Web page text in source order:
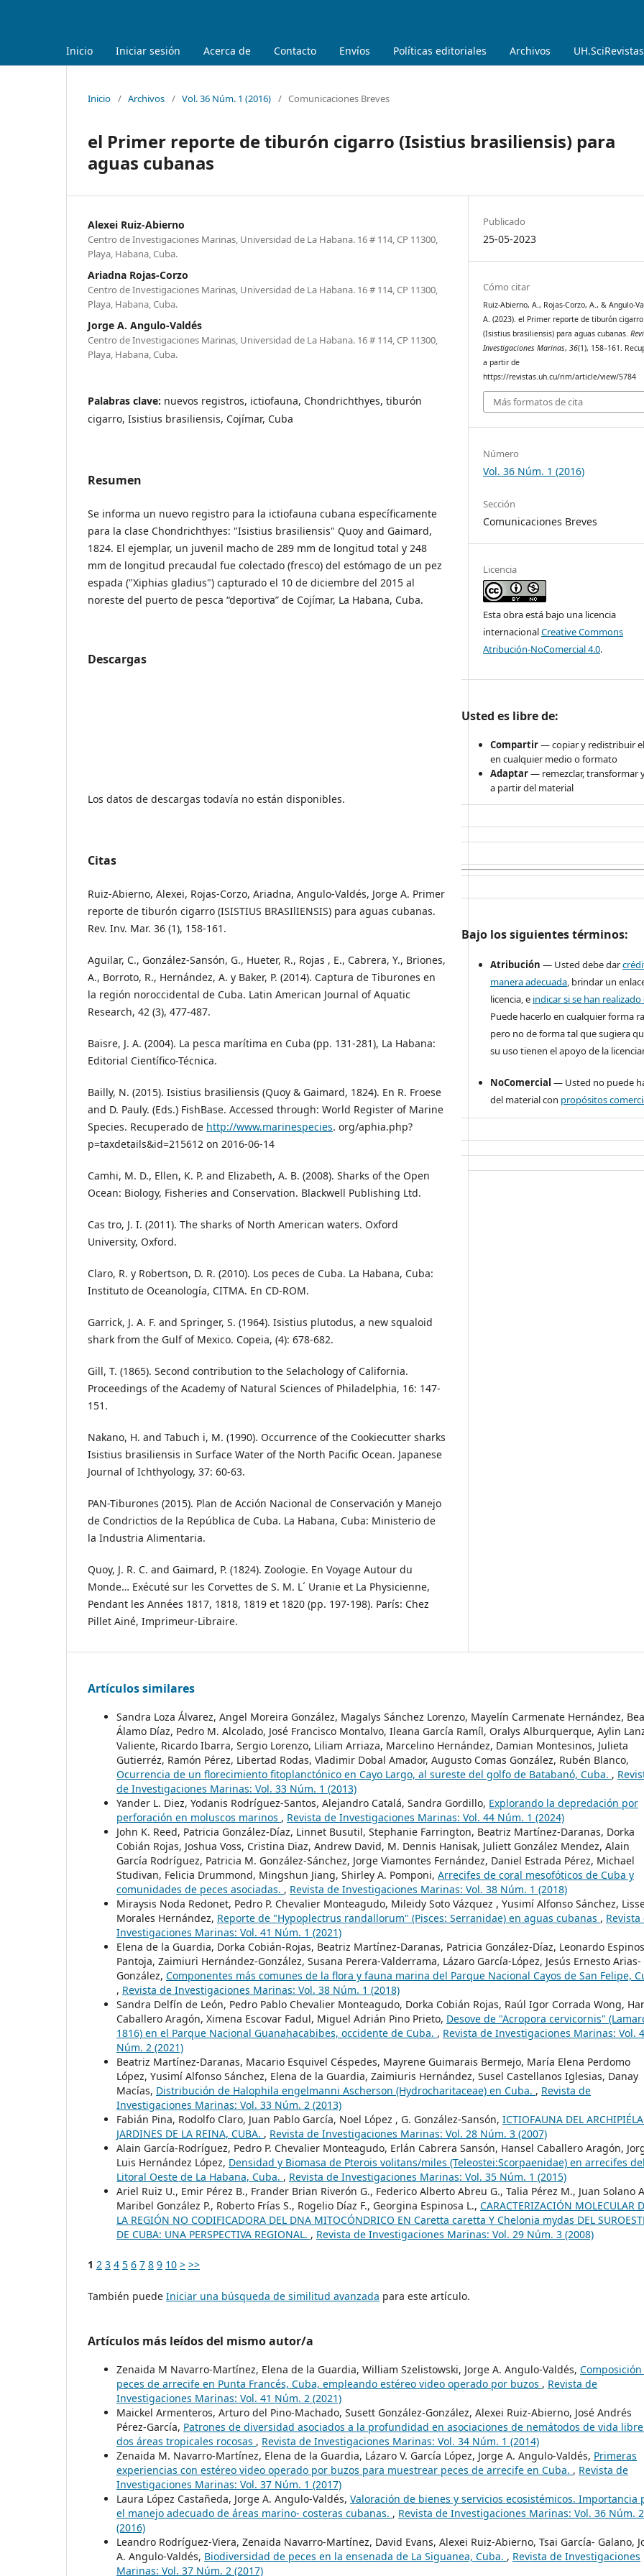
Inicio Iniciar sesión Acerca de Contacto Envíos Políticas editoriales Archivos UH.SciRevistas
Inicio / Archivos / Vol. 36 Núm. 1 (2016) / Comunicaciones Breves
el Primer reporte de tiburón cigarro (Isistius brasiliensis) para
aguas cubanas
Alexei Ruiz-Abierno
Centro de Investigaciones Marinas, Universidad de La Habana. 16 # 114, CP 11300,
Playa, Habana, Cuba.
Ariadna Rojas-Corzo
Centro de Investigaciones Marinas, Universidad de La Habana. 16 # 114, CP 11300,
Playa, Habana, Cuba.
Jorge A. Angulo-Valdés
Centro de Investigaciones Marinas, Universidad de La Habana. 16 # 114, CP 11300,
Playa, Habana, Cuba.
Palabras clave: nuevos registros, ictiofauna, Chondrichthyes, tiburón
cigarro, Isistius brasiliensis, Cojímar, Cuba
Resumen
Se informa un nuevo registro para la ictiofauna cubana específicamente
para la clase Chondrichthyes: "Isistius brasiliensis" Quoy and Gaimard,
1824. El ejemplar, un juvenil macho de 289 mm de longitud total y 248
mm de longitud precaudal fue colectado (fresco) del estómago de un pez
espada ("Xiphias gladius") capturado el 10 de diciembre del 2015 al
noreste del puerto de pesca “deportiva” de Cojímar, La Habana, Cuba.
Descargas
Los datos de descargas todavía no están disponibles.
Citas
Ruiz-Abierno, Alexei, Rojas-Corzo, Ariadna, Angulo-Valdés, Jorge A. Primer
reporte de tiburón cigarro (ISISTIUS BRASIlIENSIS) para aguas cubanas.
Rev. Inv. Mar. 36 (1), 158-161.
Aguilar, C., González-Sansón, G., Hueter, R., Rojas , E., Cabrera, Y., Briones,
A., Borroto, R., Hernández, A. y Baker, P. (2014). Captura de Tiburones en
la región noroccidental de Cuba. Latin American Journal of Aquatic
Research, 42 (3), 477-487.
Baisre, J. A. (2004). La pesca marítima en Cuba (pp. 131-281), La Habana:
Editorial Científico-Técnica.
Bailly, N. (2015). Isistius brasiliensis (Quoy & Gaimard, 1824). En R. Froese
and D. Pauly. (Eds.) FishBase. Accessed through: World Register of Marine
Species. Recuperado de http://www.marinespecies. org/aphia.php?
p=taxdetails&id=215612 on 2016-06-14
Camhi, M. D., Ellen, K. P. and Elizabeth, A. B. (2008). Sharks of the Open
Ocean: Biology, Fisheries and Conservation. Blackwell Publishing Ltd.
Cas tro, J. I. (2011). The sharks of North American waters. Oxford
University, Oxford.
Claro, R. y Robertson, D. R. (2010). Los peces de Cuba. La Habana, Cuba:
Instituto de Oceanología, CITMA. En CD-ROM.
Garrick, J. A. F. and Springer, S. (1964). Isistius plutodus, a new squaloid
shark from the Gulf of Mexico. Copeia, (4): 678-682.
Gill, T. (1865). Second contribution to the Selachology of California.
Proceedings of the Academy of Natural Sciences of Philadelphia, 16: 147-
151.
Nakano, H. and Tabuch i, M. (1990). Occurrence of the Cookiecutter sharks
Isistius brasiliensis in Surface Water of the North Pacific Ocean. Japanese
Journal of Ichthyology, 37: 60-63.
PAN-Tiburones (2015). Plan de Acción Nacional de Conservación y Manejo
de Condrictios de la República de Cuba. La Habana, Cuba: Ministerio de
la Industria Alimentaria.
Quoy, J. R. C. and Gaimard, P. (1824). Zoologie. En Voyage Autour du
Monde… Exécuté sur les Corvettes de S. M. L´ Uranie et La Physicienne,
Pendant les Années 1817, 1818, 1819 et 1820 (pp. 197-198). París: Chez
Pillet Ainé, Imprimeur-Libraire.
Publicado
25-05-2023
Cómo citar
Ruiz-Abierno, A., Rojas-Corzo, A., & Angulo-
A. (2023). el Primer reporte de tiburón cigarro
(Isistius brasiliensis) para aguas cubanas.
Investigaciones Marinas,36(1), 158–161.
a partir de
https://revistas.uh.cu/rim/article/view/5784
Más formatos de cita
Número
Vol. 36 Núm. 1 (2016)
Sección
Comunicaciones Breves
Licencia
Esta obra está bajo una licencia
internacionalCreative Commons
Atribución-NoComercial 4.0.
Usted es libre de:
Compartir— copiar y redistribuir
en cualquier medio o formato
Adaptar— remezclar, transformar
a partir del material
Bajo los siguientes términos:
Atribución — Usted debe dar
manera adecuada , brindar un
licencia, e indicar si se han
Puede hacerlo en cualquier forma
pero no de forma tal que sugiera
su uso tienen el apoyo de la
NoComercial — Usted no puede
del material con propósitos
Artículos similares
Sandra Loza Álvarez, Angel Moreira González, Magalys Sánchez Lorenzo, Mayelín Carmenate Hernández,
Álamo Díaz, Pedro M. Alcolado, José Francisco Montalvo, Ileana García Ramíl, Oralys Alburquerque, Aylin
Valiente, Ricardo Ibarra, Sergio Lorenzo, Liliam Arriaza, Marcelino Hernández, Damian Montesinos, Julieta
Gutierréz, Ramón Pérez, Libertad Rodas, Vladimir Dobal Amador, Augusto Comas González, Rubén Blanco,
Ocurrencia de un florecimiento fitoplanctónico en Cayo Largo, al sureste del golfo de Batabanó, Cuba. ,
de Investigaciones Marinas: Vol. 33 Núm. 1 (2013)
Yander L. Diez, Yodanis Rodríguez-Santos, Alejandro Catalá, Sandra Gordillo, Explorando la depredación por
perforación en moluscos marinos , Revista de Investigaciones Marinas: Vol. 44 Núm. 1 (2024)
John K. Reed, Patricia González-Díaz, Linnet Busutil, Stephanie Farrington, Beatriz Martínez-Daranas, Dorka
Cobián Rojas, Joshua Voss, Cristina Diaz, Andrew David, M. Dennis Hanisak, Juliett González Mendez, Alain
García Rodríguez, Patricia M. González-Sánchez, Jorge Viamontes Fernández, Daniel Estrada Pérez, Michael
Studivan, Felicia Drummond, Mingshun Jiang, Shirley A. Pomponi, Arrecifes de coral mesofóticos de Cuba y
comunidades de peces asociadas. , Revista de Investigaciones Marinas: Vol. 38 Núm. 1 (2018)
Miraysis Noda Redonet, Pedro P. Chevalier Monteagudo, Mileidy Soto Vázquez , Yusimí Alfonso Sánchez,
Morales Hernández, Reporte de "Hypoplectrus randallorum" (Pisces: Serranidae) en aguas cubanas , Revista
Investigaciones Marinas: Vol. 41 Núm. 1 (2021)
Elena de la Guardia, Dorka Cobián-Rojas, Beatriz Martínez-Daranas, Patricia González-Díaz, Leonardo
Pantoja, Zaimiuri Hernández-González, Susana Perera-Valderrama, Lázaro García-López, Jesús Ernesto Arias-
González, Componentes más comunes de la flora y fauna marina del Parque Nacional Cayos de San Felipe,
, Revista de Investigaciones Marinas: Vol. 38 Núm. 1 (2018)
Sandra Delfín de León, Pedro Pablo Chevalier Monteagudo, Dorka Cobián Rojas, Raúl Igor Corrada Wong,
Caballero Aragón, Ximena Escovar Fadul, Miguel Adrián Pino Prieto, Desove de "Acropora cervicornis"
1816) en el Parque Nacional Guanahacabibes, occidente de Cuba. , Revista de Investigaciones Marinas: Vol.
Núm. 2 (2021)
Beatriz Martínez-Daranas, Macario Esquivel Céspedes, Mayrene Guimarais Bermejo, María Elena Perdomo
López, Yusimí Alfonso Sánchez, Elena de la Guardia, Zaimiuris Hernández, Susel Castellanos Iglesias, Danay
Macías, Distribución de Halophila engelmanni Ascherson (Hydrocharitaceae) en Cuba. , Revista de
Investigaciones Marinas: Vol. 33 Núm. 2 (2013)
Fabián Pina, Rodolfo Claro, Juan Pablo García, Noel López , G. González-Sansón, ICTIOFAUNA DEL
JARDINES DE LA REINA, CUBA. , Revista de Investigaciones Marinas: Vol. 28 Núm. 3 (2007)
Alain García-Rodríguez, Pedro P. Chevalier Monteagudo, Erlán Cabrera Sansón, Hansel Caballero Aragón,
Luis Hernández López, Densidad y Biomasa de Pterois volitans/miles (Teleostei:Scorpaenidae) en arrecifes del
Litoral Oeste de La Habana, Cuba. , Revista de Investigaciones Marinas: Vol. 35 Núm. 1 (2015)
Ariel Ruiz U., Emir Pérez B., Frander Brian Riverón G., Federico Alberto Abreu G., Talia Pérez M., Juan Solano
Maribel González P., Roberto Frías S., Rogelio Díaz F., Georgina Espinosa L., CARACTERIZACIÓN MOLECULAR
LA REGIÓN NO CODIFICADORA DEL DNA MITOCÓNDRICO EN Caretta caretta Y Chelonia mydas DEL
DE CUBA: UNA PERSPECTIVA REGIONAL. , Revista de Investigaciones Marinas: Vol. 29 Núm. 3 (2008)
1 2 3 4 5 6 7 8 9 10 > >>
También puede Iniciar una búsqueda de similitud avanzada para este artículo.
Artículos más leídos del mismo autor/a
Zenaida M Navarro-Martínez, Elena de la Guardia, William Szelistowski, Jorge A. Angulo-Valdés,
peces de arrecife en Punta Francés, Cuba, empleando estéreo video operado por buzos , Revista de
Investigaciones Marinas: Vol. 41 Núm. 2 (2021)
Maickel Armenteros, Arturo del Pino-Machado, Susett González-González, Alexei Ruiz-Abierno, José Andrés
Pérez-García, Patrones de diversidad asociados a la profundidad en asociaciones de nemátodos de vida
dos áreas tropicales rocosas , Revista de Investigaciones Marinas: Vol. 34 Núm. 1 (2014)
Zenaida M. Navarro-Martínez, Elena de la Guardia, Lázaro V. García López, Jorge A. Angulo-Valdés, Primeras
experiencias con estéreo video operado por buzos para muestrear peces de arrecife en Cuba. , Revista de
Investigaciones Marinas: Vol. 37 Núm. 1 (2017)
Laura López Castañeda, Jorge A. Angulo-Valdés, Valoración de bienes y servicios ecosistémicos. Importancia
el manejo adecuado de áreas marino- costeras cubanas. , Revista de Investigaciones Marinas: Vol. 36 Núm. 2
(2016)
Leandro Rodríguez-Viera, Zenaida Navarro-Martínez, David Evans, Alexei Ruiz-Abierno, Tsai García- Galano,
A. Angulo-Valdés, Biodiversidad de peces en la ensenada de La Siguanea, Cuba. , Revista de Investigaciones
Marinas: Vol. 37 Núm. 2 (2017)